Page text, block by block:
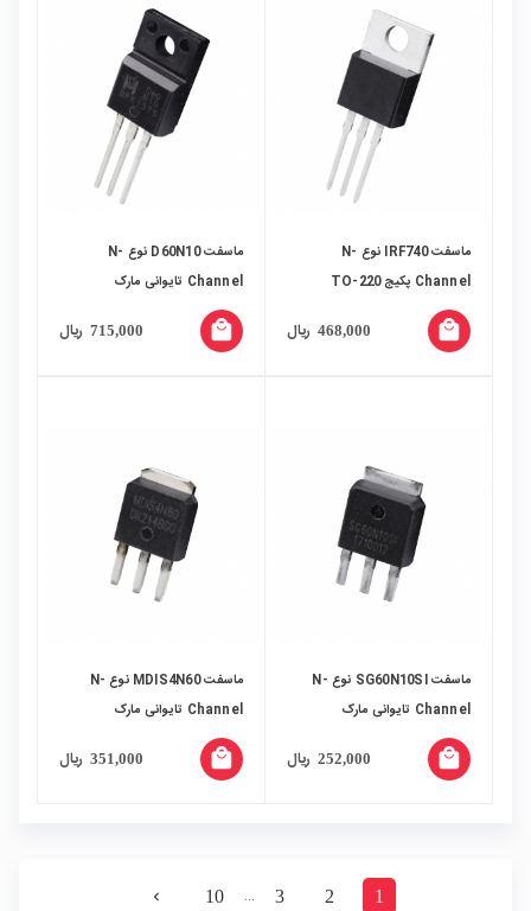
ماسفت IRF740 نوع N-
Channel پکیج TO-220
468,000 ریال local_mall
ماسفت D60N10 نوع N-
Channel تایوانی مارک
220FP
715,000 ریال local_mall
ماسفت SG60N10SI نوع N-
Channel تایوانی مارک
3S
252,000 ریال local_mall
ماسفت MDIS4N60 نوع N-
Channel تایوانی مارک
3S
351,000 ریال local_mall
1
2
3
…
10
navigate_next